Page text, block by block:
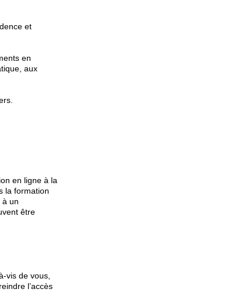
et
en
aux
en ligne à la
la formation
à un
être
vis de vous,
l’accès